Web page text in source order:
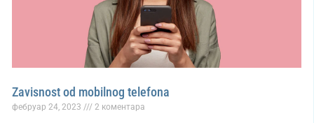
Zavisnost od mobilnog telefona
фебруар 24, 2023 2 коментара